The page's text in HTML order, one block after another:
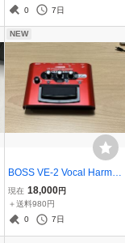
付
0
7日
NEW
BOSS VE-2 Vocal Harmo
nist ボーカルエフェクタ
ー ボス 動作確認済
現在 18,000円
＋送料980円
0
7日